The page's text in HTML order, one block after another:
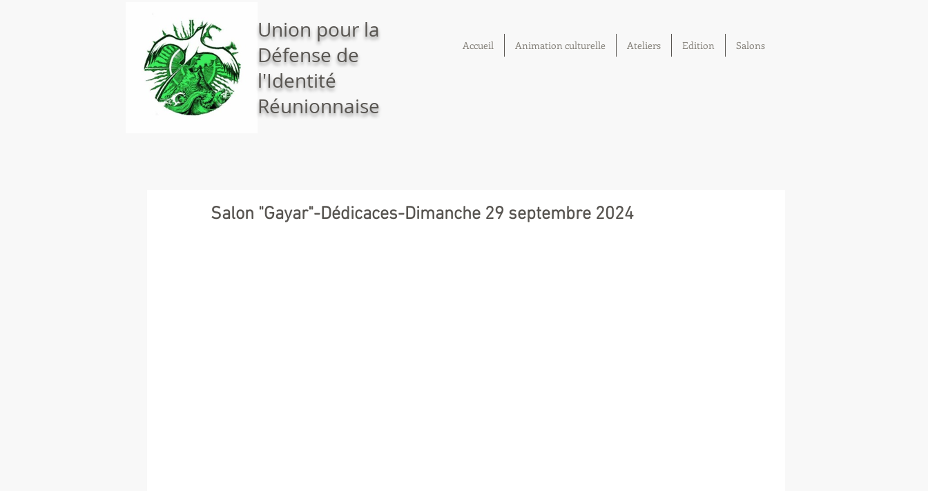
Union pour la
Défense de
l'Identité
Réunionnaise
Accueil Animation culturelle Ateliers Edition Salons
Salon "Gayar"-Dédicaces-Dimanche 29 septembre 2024